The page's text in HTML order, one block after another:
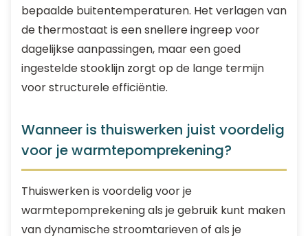
bepaalde buitentemperaturen. Het verlagen van
de thermostaat is een snellere ingreep voor
dagelijkse aanpassingen, maar een goed
ingestelde stooklijn zorgt op de lange termijn
voor structurele efficiëntie.
Wanneer is thuiswerken juist voordelig
voor je warmtepomprekening?
Thuiswerken is voordelig voor je
warmtepomprekening als je gebruik kunt maken
van dynamische stroomtarieven of als je